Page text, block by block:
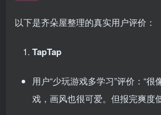
以下是齐朵屋整理的真实用户评价：
TapTap
用户“少玩游戏多学习”评价：“
戏，画风也很可爱。但报完爽度